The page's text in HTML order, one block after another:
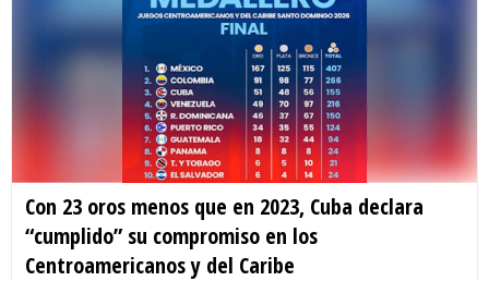
Con 23 oros menos que en 2023, Cuba declara
“cumplido” su compromiso en los
Centroamericanos y del Caribe